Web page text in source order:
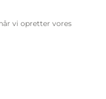
vi opretter vores